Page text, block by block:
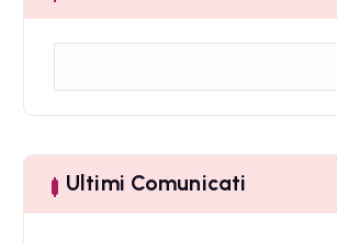
i
l
i
a
Ultimi Comunicati